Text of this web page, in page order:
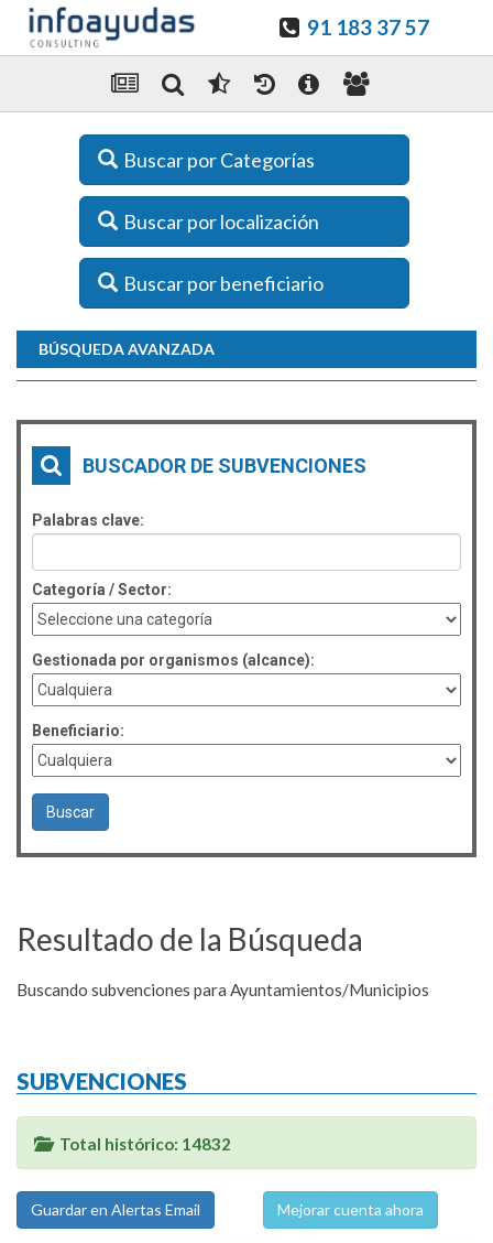
91 183 37 57
Buscar por Categorías
Buscar por localización
Buscar por beneficiario
BÚSQUEDA AVANZADA
BUSCADOR DE SUBVENCIONES
Palabras clave:
Categoría / Sector:
Gestionada por organismos (alcance):
Beneficiario:
Resultado de la Búsqueda
Buscando subvenciones para Ayuntamientos/Municipios
SUBVENCIONES
Total histórico: 14832
Mejorar cuenta ahora